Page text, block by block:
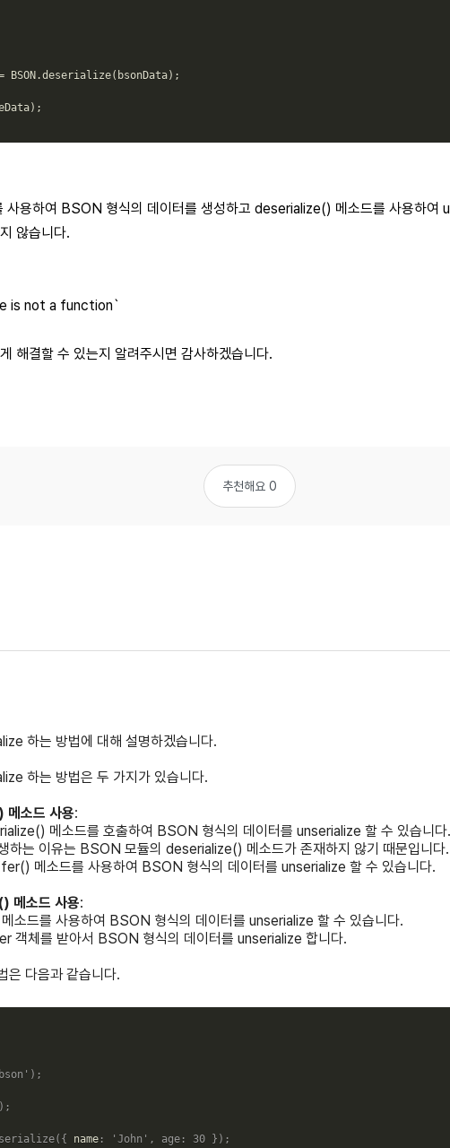
BSON .deserialize( bsonData) ;
) ;
용하여 BSON 형식의 데이터를 생성하고 deserialize() 메소드를 사용하여
않습니다.
is not a function`
해결할 수 있는지 알려주시면 감사하겠습니다.
추천해요 0
하는 방법에 대해 설명하겠습니다.
하는 방법은 두 가지가 있습니다.
소드 사용:
메소드를 호출하여 BSON 형식의 데이터를 unserialize 할 수 있습니다.
하는 이유는 BSON 모듈의 deserialize() 메소드가 존재하지 않기 때문입니다.
메소드를 사용하여 BSON 형식의 데이터를 unserialize 할 수 있습니다.
메소드 사용:
드를 사용하여 BSON 형식의 데이터를 unserialize 할 수 있습니다.
체를 받아서 BSON 형식의 데이터를 unserialize 합니다.
은 다음과 같습니다.
) ;
) ;
serialize( { name: 'John' , age: 30 } ) ;